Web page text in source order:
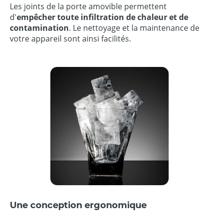
Les joints de la porte amovible permettent
d'empêcher toute infiltration de chaleur et de
contamination. Le nettoyage et la maintenance de
votre appareil sont ainsi facilités.
Une conception ergonomique